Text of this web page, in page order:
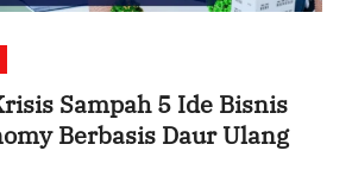
Sampah 5 Ide Bisnis
Berbasis Daur Ulang